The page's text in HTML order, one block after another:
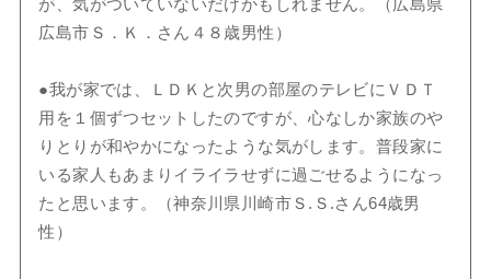
が、気がついていないだけかもしれません。（広島県
広島市Ｓ．Ｋ．さん４８歳男性）
●我が家では、ＬＤＫと次男の部屋のテレビにＶＤＴ
用を１個ずつセットしたのですが、心なしか家族のや
りとりが和やかになったような気がします。普段家に
いる家人もあまりイライラせずに過ごせるようになっ
たと思います。（神奈川県川崎市Ｓ.Ｓ.さん64歳男
性）